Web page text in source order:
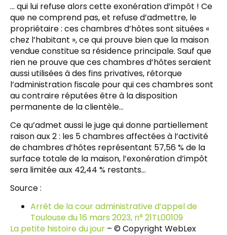
… qui lui refuse alors cette exonération d’impôt ! Ce
que ne comprend pas, et refuse d’admettre, le
propriétaire : ces chambres d’hôtes sont situées «
chez l’habitant », ce qui prouve bien que la maison
vendue constitue sa résidence principale. Sauf que
rien ne prouve que ces chambres d’hôtes seraient
aussi utilisées à des fins privatives, rétorque
l’administration fiscale pour qui ces chambres sont
au contraire réputées être à la disposition
permanente de la clientèle…
Ce qu’admet aussi le juge qui donne partiellement
raison aux 2 : les 5 chambres affectées à l’activité
de chambres d’hôtes représentant 57,56 % de la
surface totale de la maison, l’exonération d’impôt
sera limitée aux 42,44 % restants…
Source :
Arrêt de la cour administrative d’appel de
Toulouse du 16 mars 2023, n° 21TL00109
La petite histoire du jour – © Copyright WebLex